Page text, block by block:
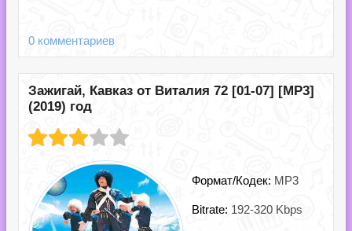
0 комментариев
Зажигай, Кавказ от Виталия 72 [01-07] [MP3]
(2019) год
Формат/Кодек: MP3
Bitrate: 192-320 Kbps